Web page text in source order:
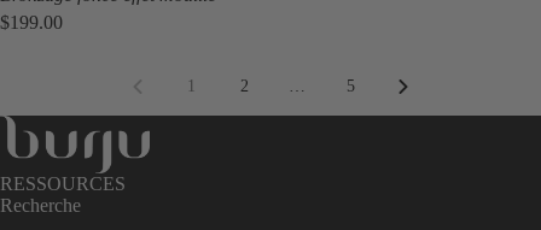
$199.00
1 2 … 5
RESSOURCES
Recherche